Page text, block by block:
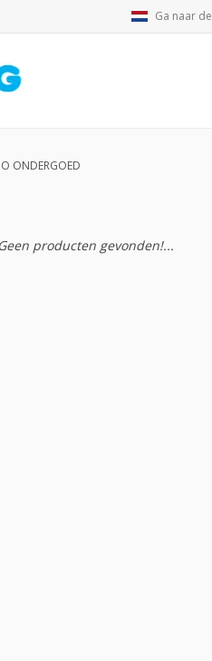
Ga naar
ONDERGOED
Geen producten gevonden!...